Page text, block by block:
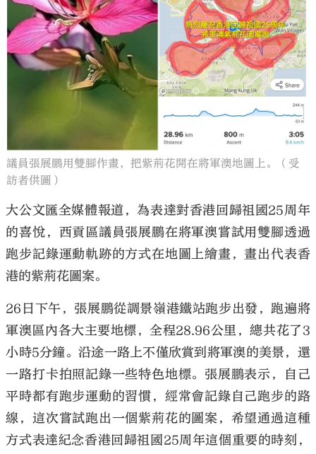
議員張展鵬用雙腳作畫，把紫荊花開在將軍澳地圖上。（受
訪者供圖）
大公文匯全媒體報道，為表達對香港回歸祖國25周年
的喜悅，西貢區議員張展鵬在將軍澳嘗試用雙腳透過
跑步記錄運動軌跡的方式在地圖上繪畫，畫出代表香
港的紫荊花圖案。
26日下午，張展鵬從調景嶺港鐵站跑步出發，跑遍將
軍澳區內各大主要地標，全程28.96公里，總共花了3
小時5分鐘。沿途一路上不僅欣賞到將軍澳的美景，還
一路打卡拍照記錄一些特色地標。張展鵬表示，自己
平時都有跑步運動的習慣，經常會記錄自己跑步的路
線，這次嘗試跑出一個紫荊花的圖案，希望通過這種
方式表達紀念香港回歸祖國25周年這個重要的時刻，